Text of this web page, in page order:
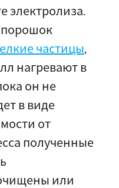
электролиза.
порошок
частицы,
нагревают в
он не
в виде
от
полученные
или